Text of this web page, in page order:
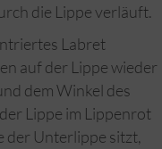
die Lippe verläuft.
Labret
auf der Lippe wieder
dem Winkel des
Lippe im Lippenrot
der Unterlippe sitzt,